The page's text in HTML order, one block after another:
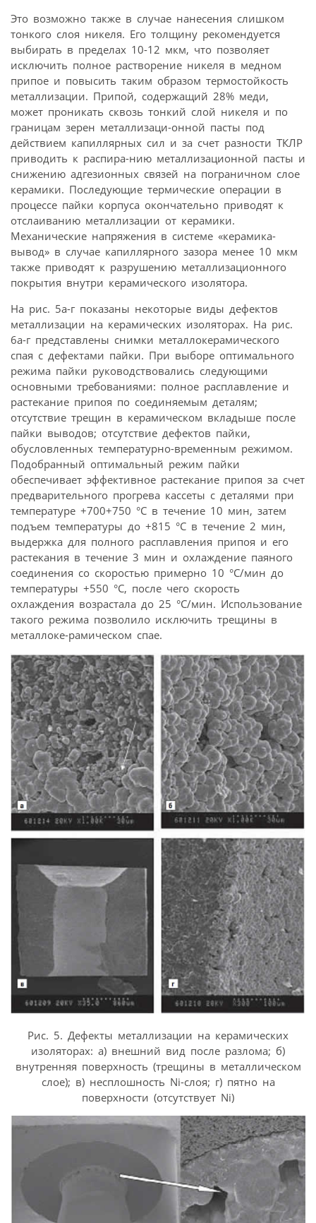
Это возможно также в случае нанесения слишком
тонкого слоя никеля. Его толщину рекомендуется
выбирать в пределах 10-12 мкм, что позволяет
исключить полное растворение никеля в медном
припое и повысить таким образом термостойкость
металлизации. Припой, содержащий 28% меди,
может проникать сквозь тонкий слой никеля и по
границам зерен металлизаци-онной пасты под
действием капиллярных сил и за счет разности ТКЛР
приводить к распира-нию металлизационной пасты и
снижению адгезионных связей на пограничном слое
керамики. Последующие термические операции в
процессе пайки корпуса окончательно приводят к
отслаиванию металлизации от керамики.
Механические напряжения в системе «керамика-
вывод» в случае капиллярного зазора менее 10 мкм
также приводят к разрушению металлизационного
покрытия внутри керамического изолятора.
На рис. 5а-г показаны некоторые виды дефектов
металлизации на керамических изоляторах. На рис.
6а-г представлены снимки металлокерамического
спая с дефектами пайки. При выборе оптимального
режима пайки руководствовались следующими
основными требованиями: полное расплавление и
растекание припоя по соединяемым деталям;
отсутствие трещин в керамическом вкладыше после
пайки выводов; отсутствие дефектов пайки,
обусловленных температурно-временным режимом.
Подобранный оптимальный режим пайки
обеспечивает эффективное растекание припоя за счет
предварительного прогрева кассеты с деталями при
температуре +700+750 °С в течение 10 мин, затем
подъем температуры до +815 °С в течение 2 мин,
выдержка для полного расплавления припоя и его
растекания в течение 3 мин и охлаждение паяного
соединения со скоростью примерно 10 °С/мин до
температуры +550 °С, после чего скорость
охлаждения возрастала до 25 °С/мин. Использование
такого режима позволило исключить трещины в
металлоке-рамическом спае.
Рис. 5. Дефекты металлизации на керамических
изоляторах: а) внешний вид после разлома; б)
внутренняя поверхность (трещины в металлическом
слое); в) несплошность Ni-слоя; г) пятно на
поверхности (отсутствует Ni)